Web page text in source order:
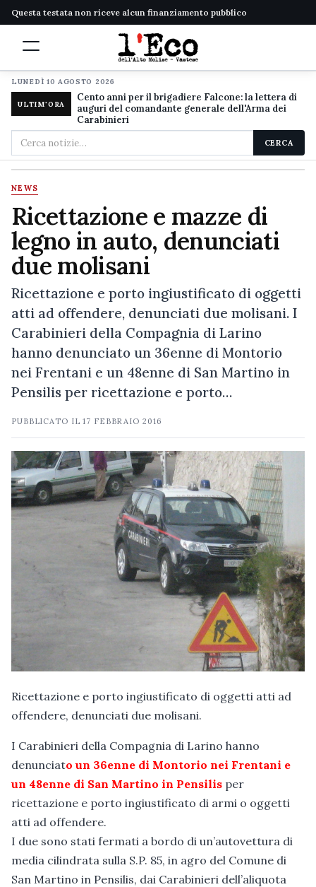
Questa testata non riceve alcun finanziamento pubblico
LUNEDÌ 10 AGOSTO 2026
ULTIM'ORA
Cento anni per il brigadiere Falcone: la lettera di
auguri del comandante generale dell'Arma dei
Carabinieri
Cerca
nel
sito
CERCA
NEWS
Ricettazione e mazze di
legno in auto, denunciati
due molisani
Ricettazione e porto ingiustificato di oggetti
atti ad offendere, denunciati due molisani. I
Carabinieri della Compagnia di Larino
hanno denunciato un 36enne di Montorio
nei Frentani e un 48enne di San Martino in
Pensilis per ricettazione e porto…
PUBBLICATO IL17 FEBBRAIO 2016
Ricettazione e porto ingiustificato di oggetti atti ad
offendere, denunciati due molisani.
I Carabinieri della Compagnia di Larino hanno
denunciato un 36enne di Montorio nei Frentani e
un 48enne di San Martino in Pensilis per
ricettazione e porto ingiustificato di armi o oggetti
atti ad offendere.
I due sono stati fermati a bordo di un’autovettura di
media cilindrata sulla S.P. 85, in agro del Comune di
San Martino in Pensilis, dai Carabinieri dell’aliquota